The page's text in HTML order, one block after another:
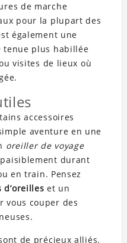
de marche
pour la plupart des
également une
tenue plus habillée
visites de lieux où
accessoires
aventure en une
oreiller de voyage
durant
en train. Pensez
d’oreilles et un
vous couper des
de précieux alliés.